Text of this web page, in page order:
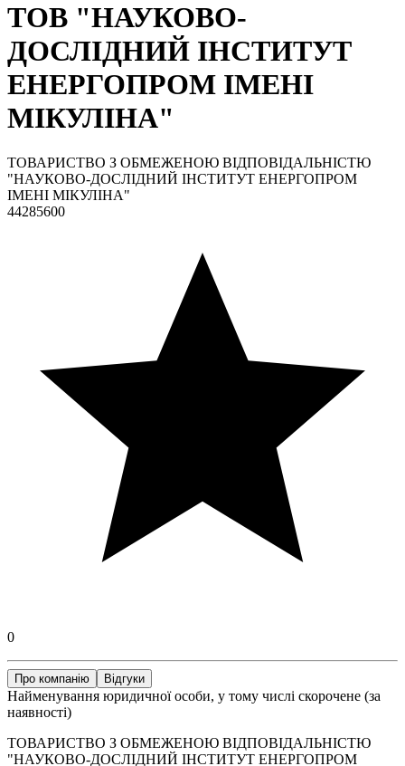
ТОВ "НАУКОВО-
ДОСЛІДНИЙ ІНСТИТУТ
ЕНЕРГОПРОМ ІМЕНІ
МІКУЛІНА"
ТОВАРИСТВО З ОБМЕЖЕНОЮ ВІДПОВІДАЛЬНІСТЮ
"НАУКОВО-ДОСЛІДНИЙ ІНСТИТУТ ЕНЕРГОПРОМ
ІМЕНІ МІКУЛІНА"
44285600
0
Про компанію Відгуки
Найменування юридичної особи, у тому числі скорочене (за
наявності)
ТОВАРИСТВО З ОБМЕЖЕНОЮ ВІДПОВІДАЛЬНІСТЮ
"НАУКОВО-ДОСЛІДНИЙ ІНСТИТУТ ЕНЕРГОПРОМ